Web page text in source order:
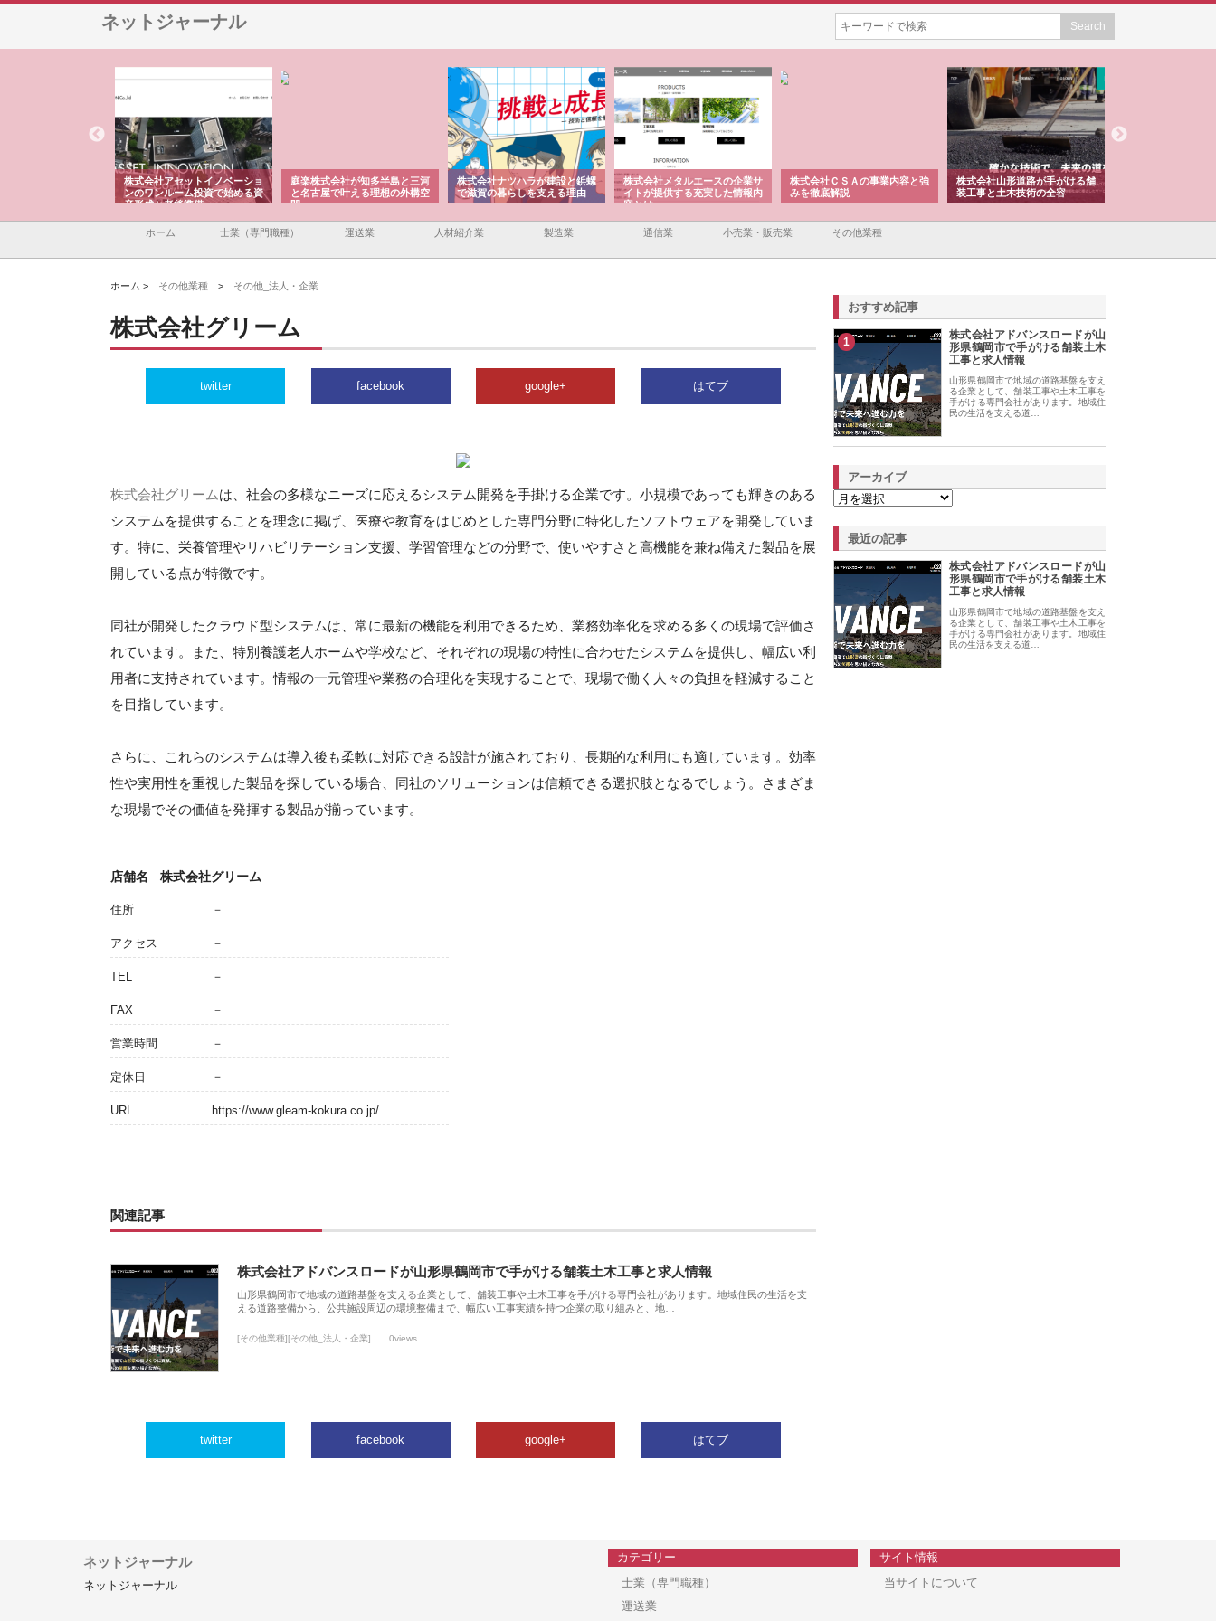
ネットジャーナル
株式会社アセットイノベーショ
ンのワンルーム投資で始める資
産形成と老後準備
庭楽株式会社が知多半島と三河
と名古屋で叶える理想の外構空
間
株式会社ナツハラが建設と鋲螺
で滋賀の暮らしを支える理由
株式会社メタルエースの企業サ
イトが提供する充実した情報内
容とは
株式会社ＣＳＡの事業内容と強
みを徹底解説
株式会社山形道路が手がける舗
装工事と土木技術の全容
ホーム 士業（専門職種） 運送業 人材紹介業 製造業 通信業 小売業・販売業 その他業種
ホーム > その他業種 > その他_法人・企業
株式会社グリーム
twitter facebook google+ はてブ
株式会社グリームは、社会の多様なニーズに応えるシステム開発を手掛ける企業です。小規模であっても輝きのある
システムを提供することを理念に掲げ、医療や教育をはじめとした専門分野に特化したソフトウェアを開発していま
す。特に、栄養管理やリハビリテーション支援、学習管理などの分野で、使いやすさと高機能を兼ね備えた製品を展
開している点が特徴です。
同社が開発したクラウド型システムは、常に最新の機能を利用できるため、業務効率化を求める多くの現場で評価さ
れています。また、特別養護老人ホームや学校など、それぞれの現場の特性に合わせたシステムを提供し、幅広い利
用者に支持されています。情報の一元管理や業務の合理化を実現することで、現場で働く人々の負担を軽減すること
を目指しています。
さらに、これらのシステムは導入後も柔軟に対応できる設計が施されており、長期的な利用にも適しています。効率
性や実用性を重視した製品を探している場合、同社のソリューションは信頼できる選択肢となるでしょう。さまざま
な現場でその価値を発揮する製品が揃っています。
店舗名 株式会社グリーム
住所 －
アクセス －
TEL －
FAX －
営業時間 －
定休日 －
URL https://www.gleam-kokura.co.jp/
関連記事
株式会社アドバンスロードが山形県鶴岡市で手がける舗装土木工事と求人情報
山形県鶴岡市で地域の道路基盤を支える企業として、舗装工事や土木工事を手がける専門会社があります。地域住民の生活を支
える道路整備から、公共施設周辺の環境整備まで、幅広い工事実績を持つ企業の取り組みと、地…
[その他業種][その他_法人・企業] 0views
twitter facebook google+ はてブ
おすすめ記事
1
株式会社アドバンスロードが山
形県鶴岡市で手がける舗装土木
工事と求人情報
山形県鶴岡市で地域の道路基盤を支え
る企業として、舗装工事や土木工事を
手がける専門会社があります。地域住
民の生活を支える道…
アーカイブ
最近の記事
株式会社アドバンスロードが山
形県鶴岡市で手がける舗装土木
工事と求人情報
山形県鶴岡市で地域の道路基盤を支え
る企業として、舗装工事や土木工事を
手がける専門会社があります。地域住
民の生活を支える道…
ネットジャーナル
ネットジャーナル
カテゴリー
士業（専門職種）
運送業
サイト情報
当サイトについて